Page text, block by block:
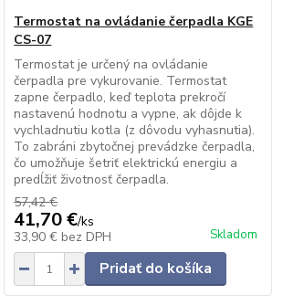
Termostat na ovládanie čerpadla KGE
CS-07
Termostat je určený na ovládanie
čerpadla pre vykurovanie. Termostat
zapne čerpadlo, keď teplota prekročí
nastavenú hodnotu a vypne, ak dôjde k
vychladnutiu kotla (z dôvodu vyhasnutia).
To zabráni zbytočnej prevádzke čerpadla,
čo umožňuje šetriť elektrickú energiu a
predĺžiť životnosť čerpadla.
57,42 €
41,70 €/ks
33,90 € bez DPH Skladom
Pridať do košíka